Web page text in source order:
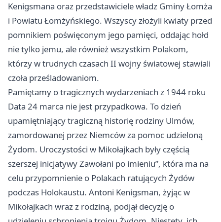
Kenigsmana oraz przedstawiciele władz Gminy Łomża
i Powiatu Łomżyńskiego. Wszyscy złożyli kwiaty przed
pomnikiem poświęconym jego pamięci, oddając hołd
nie tylko jemu, ale również wszystkim Polakom,
którzy w trudnych czasach II wojny światowej stawiali
czoła prześladowaniom.
Pamiętamy o tragicznych wydarzeniach z 1944 roku
Data 24 marca nie jest przypadkowa. To dzień
upamiętniający tragiczną historię rodziny Ulmów,
zamordowanej przez Niemców za pomoc udzieloną
Żydom. Uroczystości w Mikołajkach były częścią
szerszej inicjatywy Zawołani po imieniu”, która ma na
celu przypomnienie o Polakach ratujących Żydów
podczas Holokaustu. Antoni Kenigsman, żyjąc w
Mikołajkach wraz z rodziną, podjął decyzję o